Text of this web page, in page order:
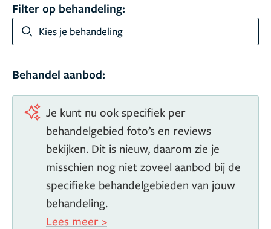
Filter op behandeling:
Kies je behandeling
Behandel aanbod:
Je kunt nu ook specifiek per
behandelgebied foto’s en reviews
bekijken. Dit is nieuw, daarom zie je
misschien nog niet zoveel aanbod bij de
specifieke behandelgebieden van jouw
behandeling.
Lees meer >